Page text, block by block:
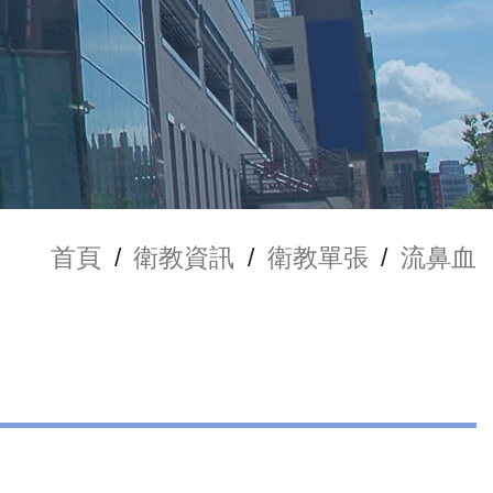
首頁 / 衛教資訊 / 衛教單張 / 流鼻血